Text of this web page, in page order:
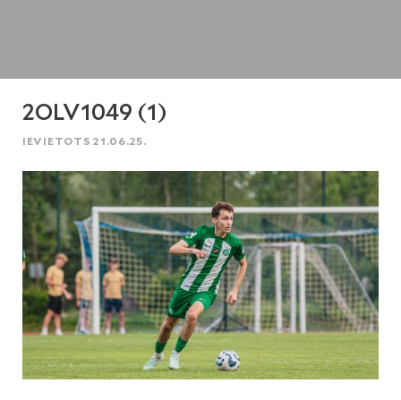
2OLV1049 (1)
IEVIETOTS 21.06.25.